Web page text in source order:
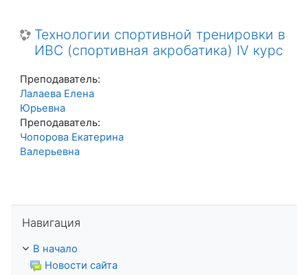
Технологии спортивной тренировки в
ИВС (спортивная акробатика) IV курс
Преподаватель:
Лалаева Елена
Юрьевна
Преподаватель:
Чопорова Екатерина
Валерьевна
Навигация
В начало
Новости сайта